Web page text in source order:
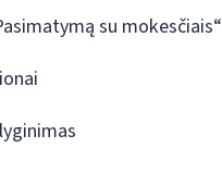
su mokesčiais“